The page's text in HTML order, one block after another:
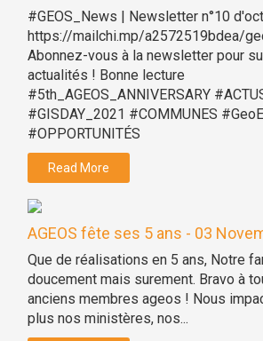
#GEOS_News | Newsletter n°10
https://mailchi.mp/a2572519bdea/
Abonnez-vous à la newsletter pour
actualités ! Bonne lecture
#5th_AGEOS_ANNIVERSARY
#GISDAY_2021 #COMMUNES
#OPPORTUNITÉS
Read More
AGEOS fête ses 5 ans - 03
Que de réalisations en 5 ans, Notre
doucement mais surement. Bravo à
anciens membres ageos ! Nous
plus nos ministères, nos...